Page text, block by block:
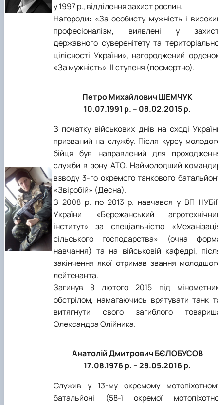
у 1997 р., відділення захист рослин.
Нагороди: «За особисту мужність і
професіоналізм, виявлені у
державного суверенітету та
цілісності України», нагороджений
«За мужність» III ступеня (посмертно).
Петро Михайлович ШЕМЧУК
10.07.1991 р. – 08.02.2015 р.
З початку військових днів на сході
призваний на службу. Після курсу
бійця був направлений для
служби в зону АТО. Наймолодший
взводу 3-го окремого танкового
«Звіробій» (Десна).
З 2008 р. по 2013 р. навчався у ВП
України «Бережанський
інститут» за спеціальністю
сільського господарства» (очна
навчання) та на військовій кафедрі,
закінчення якої отримав звання
лейтенанта.
Загинув 8 лютого 2015 під
обстрілом, намагаючись врятувати танк
витягнути свого загиблого
Олександра Олійника.
Анатолій Дмитрович БЄЛОБУСОВ
17.08.1976 р. – 28.05.2016 р.
Служив у 13-му окремому
батальйоні (58-ї окремої